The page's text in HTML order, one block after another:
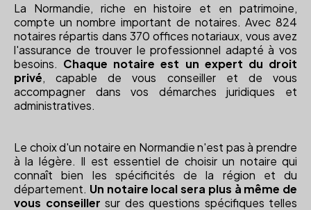
La Normandie, riche en histoire et en patrimoine,
compte un nombre important de notaires. Avec 824
notaires répartis dans 370 offices notariaux, vous avez
l'assurance de trouver le professionnel adapté à vos
besoins. Chaque notaire est un expert du droit
privé, capable de vous conseiller et de vous
accompagner dans vos démarches juridiques et
administratives.
Le choix d'un notaire en Normandie n'est pas à prendre
à la légère. Il est essentiel de choisir un notaire qui
connaît bien les spécificités de la région et du
département. Un notaire local sera plus à même de
vous conseiller sur des questions spécifiques telles